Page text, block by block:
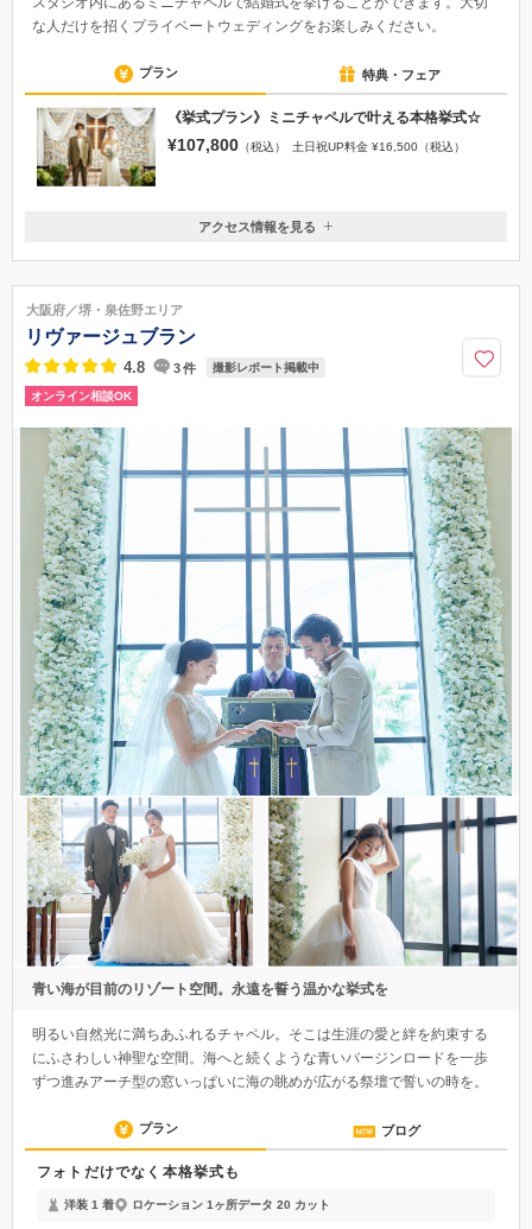
な人だけを招くプライベートウェディングをお楽しみください。
プラン 特典・フェア
《挙式プラン》ミニチャペルで叶える本格挙式☆
¥107,800 （税込） 土日祝UP料金 ¥16,500（税込）
大阪府大阪府泉佐野市市場東2-13-25
072-461-3603
アクセス情報を見る
大阪府／堺・泉佐野エリア
リヴァージュブラン
4.8 3件 撮影レポート掲載中
オンライン相談OK
青い海が目前のリゾート空間。永遠を誓う温かな挙式を
明るい自然光に満ちあふれるチャペル。そこは生涯の愛と絆を約束する
にふさわしい神聖な空間。海へと続くような青いバージンロードを一歩
ずつ進みアーチ型の窓いっぱいに海の眺めが広がる祭壇で誓いの時を。
プラン ブログ
フォトだけでなく本格挙式も
洋装 1 着 ロケーション 1ヶ所データ 20 カット